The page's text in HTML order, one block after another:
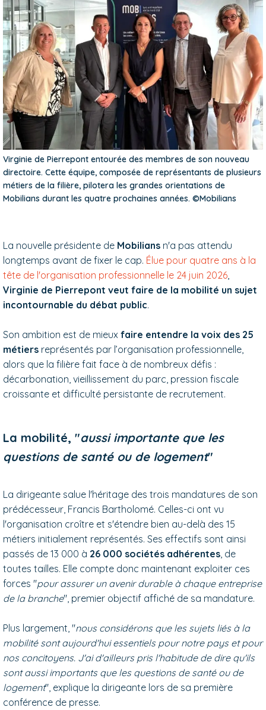
Virginie de Pierrepont entourée des membres de son nouveau
directoire. Cette équipe, composée de représentants de plusieurs
métiers de la filière, pilotera les grandes orientations de
Mobilians durant les quatre prochaines années. ©Mobilians
La nouvelle présidente de Mobilians n'a pas attendu
longtemps avant de fixer le cap. Élue pour quatre ans à la
tête de l'organisation professionnelle le 24 juin 2026
Virginie de Pierrepont veut faire de la mobilité un sujet
incontournable du débat public.
Son ambition est de mieux faire entendre la voix des 25
métiers représentés par l’organisation professionnelle,
alors que la filière fait face à de nombreux défis :
décarbonation, vieillissement du parc, pression fiscale
croissante et difficulté persistante de recrutement.
La mobilité, "aussi importante que les
questions de santé ou de logement"
La dirigeante salue l'héritage des trois mandatures de son
prédécesseur, Francis Bartholomé. Celles-ci ont vu
l'organisation croître et s'étendre bien au-delà des 15
métiers initialement représentés. Ses effectifs sont ainsi
passés de 13 000 à 26 000 sociétés adhérentes , de
toutes tailles. Elle compte donc maintenant exploiter ces
forces "pour assurer un avenir durable à chaque entreprise
de la branche", premier objectif affiché de sa mandature.
Plus largement, "nous considérons que les sujets liés à la
mobilité sont aujourd'hui essentiels pour notre pays et pour
nos concitoyens. J'ai d'ailleurs pris l'habitude de dire qu'ils
sont aussi importants que les questions de santé ou de
logement", explique la dirigeante lors de sa première
conférence de presse.